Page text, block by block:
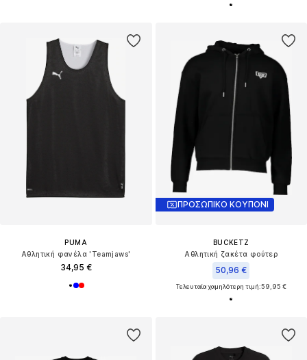
PUMA
Αθλητική φανέλα 'Teamjaws'
34,95 €
ΠΡΟΣΩΠΙΚΟ ΚΟΥΠΟΝΙ
BUCKETZ
Αθλητική ζακέτα φούτερ
50,96 €
Τελευταία χαμηλότερη τιμή:59,95 €